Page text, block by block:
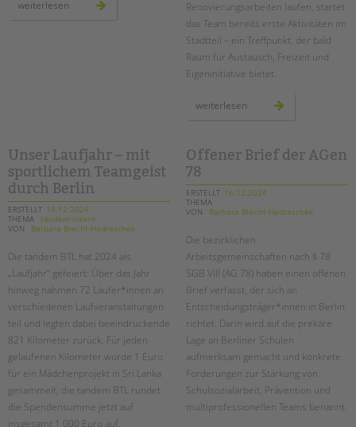
weiterlesen weiterbildung
kinderschutz
Renovierungsarbeiten laufen, startet
das Team bereits erste Aktivitäten im
Stadtteil – ein Treffpunkt, der bald
Raum für Austausch, Freizeit und
Eigeninitiative bietet.
weiterlesen
Unser Laufjahr – mit
sportlichem Teamgeist
durch Berlin
ERSTELLT 16.12.2024
THEMA tandem intern
VON
Barbara Brecht-Hadraschek
Die tandem BTL hat 2024 als
„Laufjahr“ gefeiert: Über das Jahr
hinweg nahmen 72 Läufer*innen an
verschiedenen Laufveranstaltungen
teil und legten dabei beeindruckende
821 Kilometer zurück. Für jeden
gelaufenen Kilometer wurde 1 Euro
für ein Mädchenprojekt in Sri Lanka
gesammelt, die tandem BTL rundet
die Spendensumme jetzt auf
insgesamt 1.000 Euro auf.
Offener Brief der AGen
78
ERSTELLT 16.12.2024
THEMA
VON
Barbara Brecht-Hadraschek
Die bezirklichen
Arbeitsgemeinschaften nach § 78
SGB VIII (AG 78) haben einen offenen
Brief verfasst, der sich an
Entscheidungsträger*innen in Berlin
richtet. Darin wird auf die prekäre
Lage an Berliner Schulen
aufmerksam gemacht und konkrete
Forderungen zur Stärkung von
Schulsozialarbeit, Prävention und
multiprofessionellen Teams benannt.